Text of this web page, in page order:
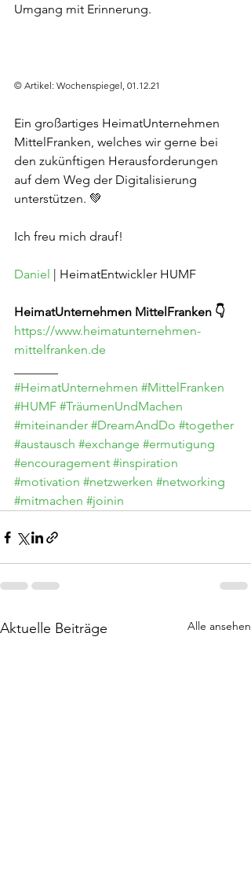
Umgang mit Erinnerung.
© Artikel: Wochenspiegel, 01.12.21
Ein großartiges HeimatUnternehmen
MittelFranken, welches wir gerne bei
den zukünftigen Herausforderungen
auf dem Weg der Digitalisierung
unterstützen. 💚
Ich freu mich drauf!
Daniel | HeimatEntwickler HUMF
HeimatUnternehmen MittelFranken 👇
https://www.heimatunternehmen-
mittelfranken.de
#HeimatUnternehmen #MittelFranken
#HUMF #TräumenUndMachen
#miteinander #DreamAndDo #together
#austausch #exchange #ermutigung
#encouragement #inspiration
#motivation #netzwerken #networking
#mitmachen #joinin
Aktuelle Beiträge Alle ansehen